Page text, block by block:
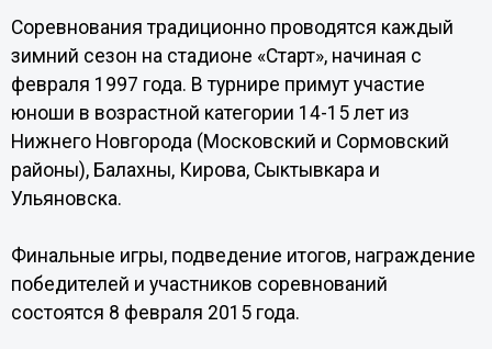
Соревнования традиционно проводятся каждый
зимний сезон на стадионе «Старт», начиная с
февраля 1997 года. В турнире примут участие
юноши в возрастной категории 14-15 лет из
Нижнего Новгорода (Московский и Сормовский
районы), Балахны, Кирова, Сыктывкара и
Ульяновска.
Финальные игры, подведение итогов, награждение
победителей и участников соревнований
состоятся 8 февраля 2015 года.